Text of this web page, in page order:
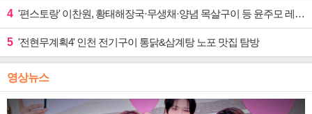
4 '편스토랑' 이찬원, 황태해장국·무생채·양념 목살구이 등 윤주모 레시피 섭렵
5 '전현무계획4' 인천 전기구이 통닭&삼계탕 노포 맛집 탐방
영상뉴스